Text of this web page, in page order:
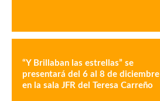
“Y Brillaban las estrellas” se
presentará del 6 al 8 de diciembre
en la sala JFR del Teresa Carreño